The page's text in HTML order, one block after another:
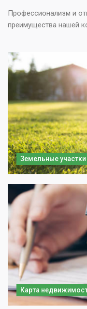
Профессионализм и
преимущества нашей
Земельные участки
Карта